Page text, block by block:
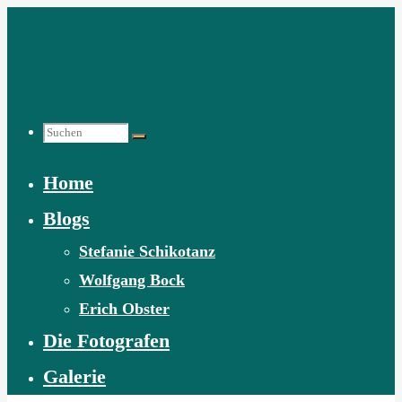
Suchen
nach:
Home
Blogs
Stefanie Schikotanz
Wolfgang Bock
Erich Obster
Die Fotografen
Galerie